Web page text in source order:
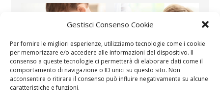
Gestisci Consenso Cookie
Per fornire le migliori esperienze, utilizziamo tecnologie come i cookie
per memorizzare e/o accedere alle informazioni del dispositivo. Il
consenso a queste tecnologie ci permetterà di elaborare dati come il
comportamento di navigazione o ID unici su questo sito. Non
acconsentire o ritirare il consenso può influire negativamente su alcune
caratteristiche e funzioni.
Vaccini SOS Pediatra